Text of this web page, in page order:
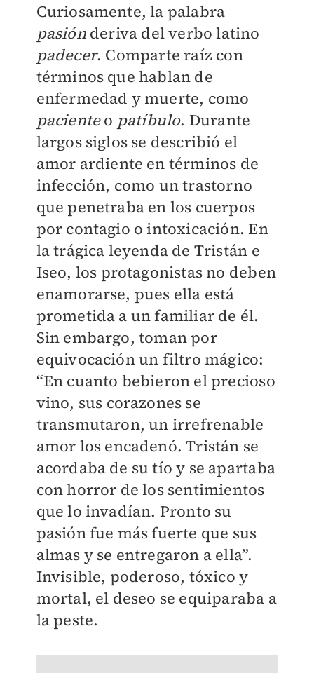
Curiosamente, la palabra
pasión deriva del verbo latino
padecer. Comparte raíz con
términos que hablan de
enfermedad y muerte, como
pacienteo patíbulo. Durante
largos siglos se describió el
amor ardiente en términos de
infección, como un trastorno
que penetraba en los cuerpos
por contagio o intoxicación. En
la trágica leyenda de Tristán e
Iseo, los protagonistas no deben
enamorarse, pues ella está
prometida a un familiar de él.
Sin embargo, toman por
equivocación un filtro mágico:
“En cuanto bebieron el precioso
vino, sus corazones se
transmutaron, un irrefrenable
amor los encadenó. Tristán se
acordaba de su tío y se apartaba
con horror de los sentimientos
que lo invadían. Pronto su
pasión fue más fuerte que sus
almas y se entregaron a ella”.
Invisible, poderoso, tóxico y
mortal, el deseo se equiparaba a
la peste.